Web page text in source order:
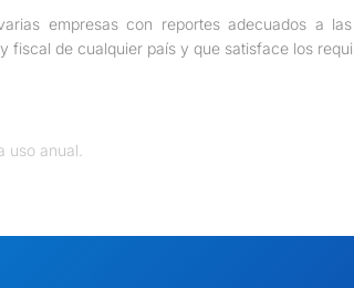
empresas con reportes adecuados a
de cualquier país y que satisface los
uso anual.